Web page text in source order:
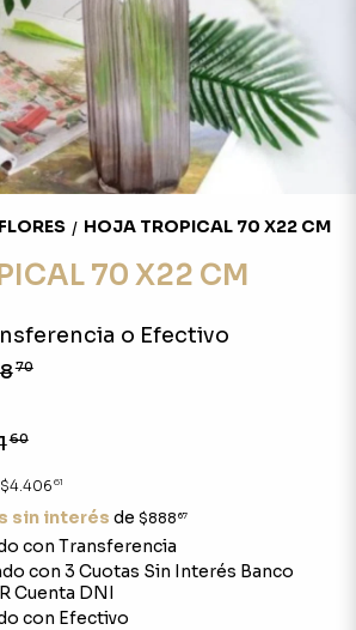
/ HOJA TROPICAL 70 X22 CM
70 X22 CM
o Efectivo
70
60
$4.406 61
sin interés de $888 67
con Transferencia
con 3 Cuotas Sin Interés Banco
Cuenta DNI
con Efectivo